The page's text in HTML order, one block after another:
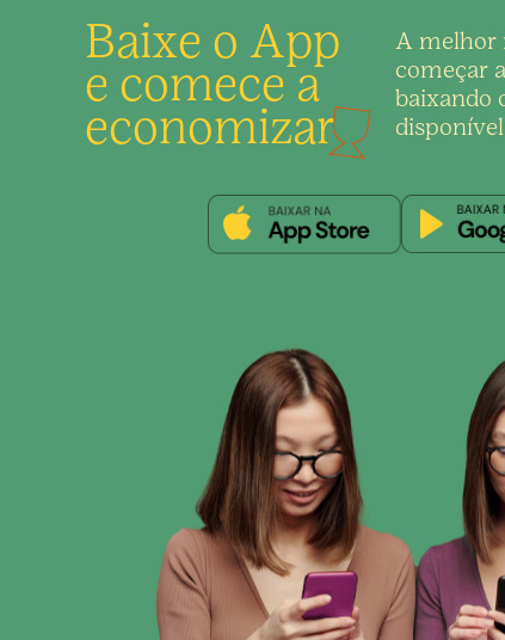
Baixe o App
e comece a
economizar
A melhor
começar
baixando